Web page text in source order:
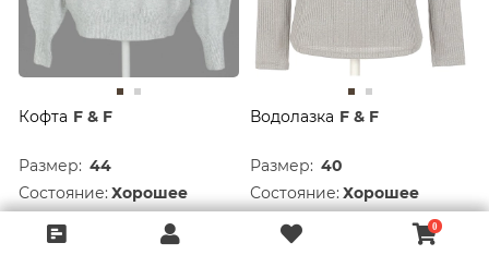
Кофта F & F
Размер: 44
Состояние:Хорошее
1 122 руб.
Водолазка F & F
Размер: 40
Состояние:Хорошее
822 руб.